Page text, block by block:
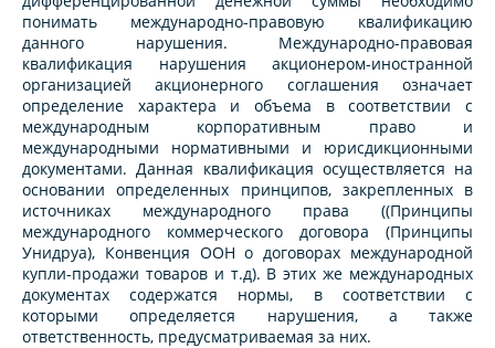
понимать международно-правовую квалификацию
данного нарушения. Международно-правовая
квалификация нарушения акционером-иностранной
организацией акционерного соглашения означает
определение характера и объема в соответствии с
международным корпоративным право и
международными нормативными и юрисдикционными
документами. Данная квалификация осуществляется на
основании определенных принципов, закрепленных в
источниках международного права ((Принципы
международного коммерческого договора (Принципы
Унидруа), Конвенция ООН о договорах международной
купли-продажи товаров и т.д). В этих же международных
документах содержатся нормы, в соответствии с
которыми определяется нарушения, а также
ответственность, предусматриваемая за них.